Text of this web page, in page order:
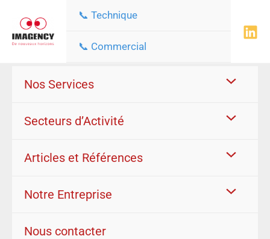
contenu
📞 Technique
📞 Commercial
Nos Services
Secteurs d’Activité
Articles et Références
Notre Entreprise
Nous contacter